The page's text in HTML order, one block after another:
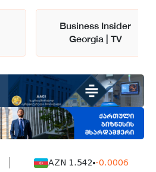
Business Insider
Georgia | TV
AZN 1.542 -0.0006